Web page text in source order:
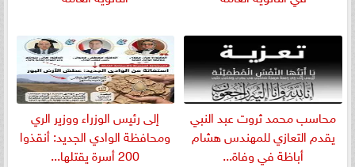
​محاسب محمد ثروت عبد النبي
يقدم التعازي للمهندس هشام
أباظة في وفاة...
إلى رئيس الوزراء ووزير الري
ومحافظة الوادي الجديد: أنقذوا
200 أسرة يقتلها...